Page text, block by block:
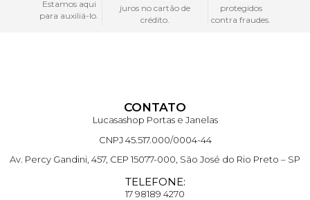
Estamos aqui
para auxiliá-lo.
juros no cartão de
crédito.
protegidos
contra fraudes.
CONTATO
Lucasashop Portas e Janelas
CNPJ 45.517.000/0004-44
Av. Percy Gandini, 457, CEP 15077-000, São José do Rio Preto – SP
TELEFONE:
17 98189 4270